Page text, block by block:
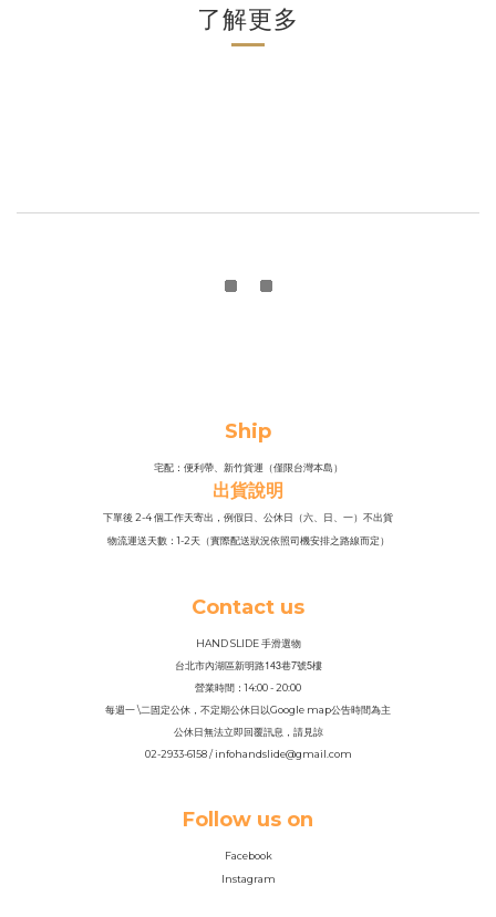
了解更多
Ship
宅配：便利帶、新竹貨運（僅限台灣本島）
出貨說明
下單後 2-4 個工作天寄出，例假日、公休日（六、日、一）不出貨
物流運送天數：1-2天（實際配送狀況依照司機安排之路線而定）
Contact us
HAND SLIDE 手滑選物
台北市內湖區新明路143巷7號5樓
營業時間：14:00 - 20:00
每週一 \二固定公休，不定期公休日以Google map公告時間為主
公休日無法立即回覆訊息，請見諒
02-2933-6158 / infohandslide@gmail.com
Follow us on
Facebook
Instagram